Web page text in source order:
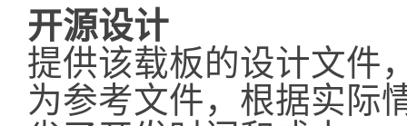
开源设计
提供该载板的设计文件
为参考文件，根据实际